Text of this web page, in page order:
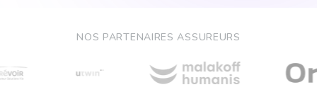
NOS PARTENAIRES ASSUREURS